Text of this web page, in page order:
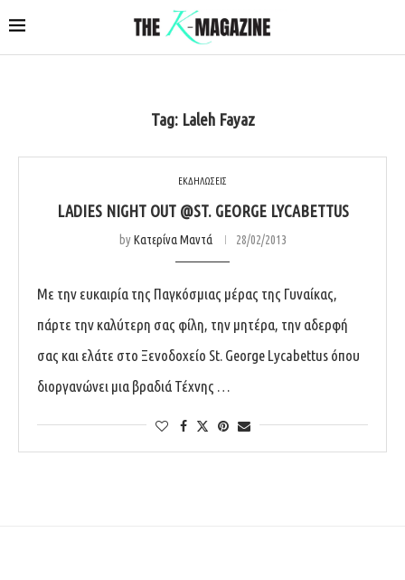
Tag: Laleh Fayaz
ΕΚΔΗΛΩΣΕΙΣ
LADIES NIGHT OUT @ST. GEORGE LYCABETTUS
byΚατερίνα Μαντά 28/02/2013
Με την ευκαιρία της Παγκόσμιας μέρας της Γυναίκας,
πάρτε την καλύτερη σας φίλη, την μητέρα, την αδερφή
σας και ελάτε στο Ξενοδοχείο St. George Lycabettus όπου
διοργανώνει μια βραδιά Τέχνης …